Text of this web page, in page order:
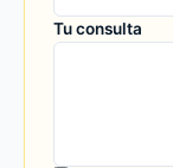
Tu consulta